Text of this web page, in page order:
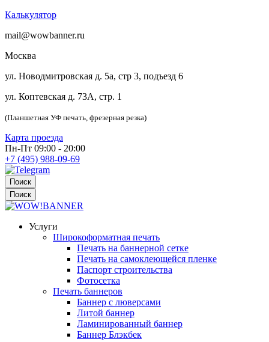
Калькулятор
mail@wowbanner.ru
Москва
ул. Новодмитровская д. 5а, стр 3, подъезд 6
ул. Коптевская д. 73А, стр. 1
(Планшетная УФ печать, фрезерная резка)
Карта проезда
Пн-Пт 09:00 - 20:00
+7 (495) 988-09-69
Поиск
Поиск
Услуги
Широкоформатная печать
Печать на баннерной сетке
Печать на самоклеющейся пленке
Паспорт строительства
Фотосетка
Печать баннеров
Баннер с люверсами
Литой баннер
Ламинированный баннер
Баннер Блэкбек